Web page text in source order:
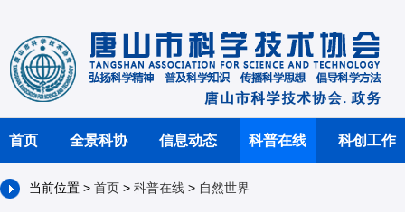
首页 全景科协 信息动态 科普在线 科创工作
当前位置 > 首页 > 科普在线 > 自然世界